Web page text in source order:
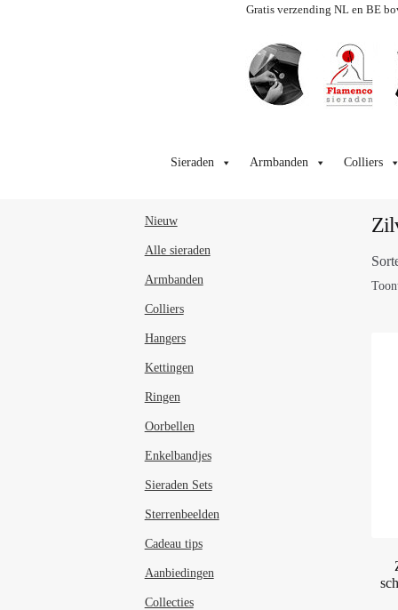
Gratis verzending NL en BE
door
naar
Sieraden Armbanden Colliers
Nieuw
Alle sieraden
Armbanden
Colliers
Hangers
Kettingen
Ringen
Oorbellen
Enkelbandjes
Sieraden Sets
Sterrenbeelden
Cadeau tips
Aanbiedingen
Collecties